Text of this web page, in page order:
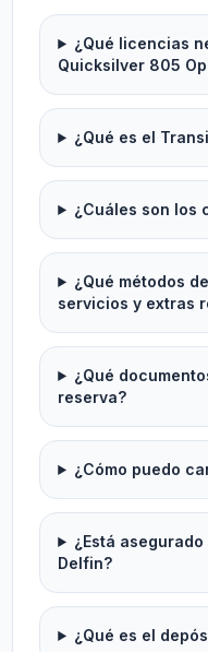
¿Qué licencias
Quicksilver 805
¿Qué es el
¿Cuáles son los
¿Qué métodos
servicios y extras
¿Qué
reserva?
¿Cómo puedo
¿Está
Delfin?
¿Qué es el